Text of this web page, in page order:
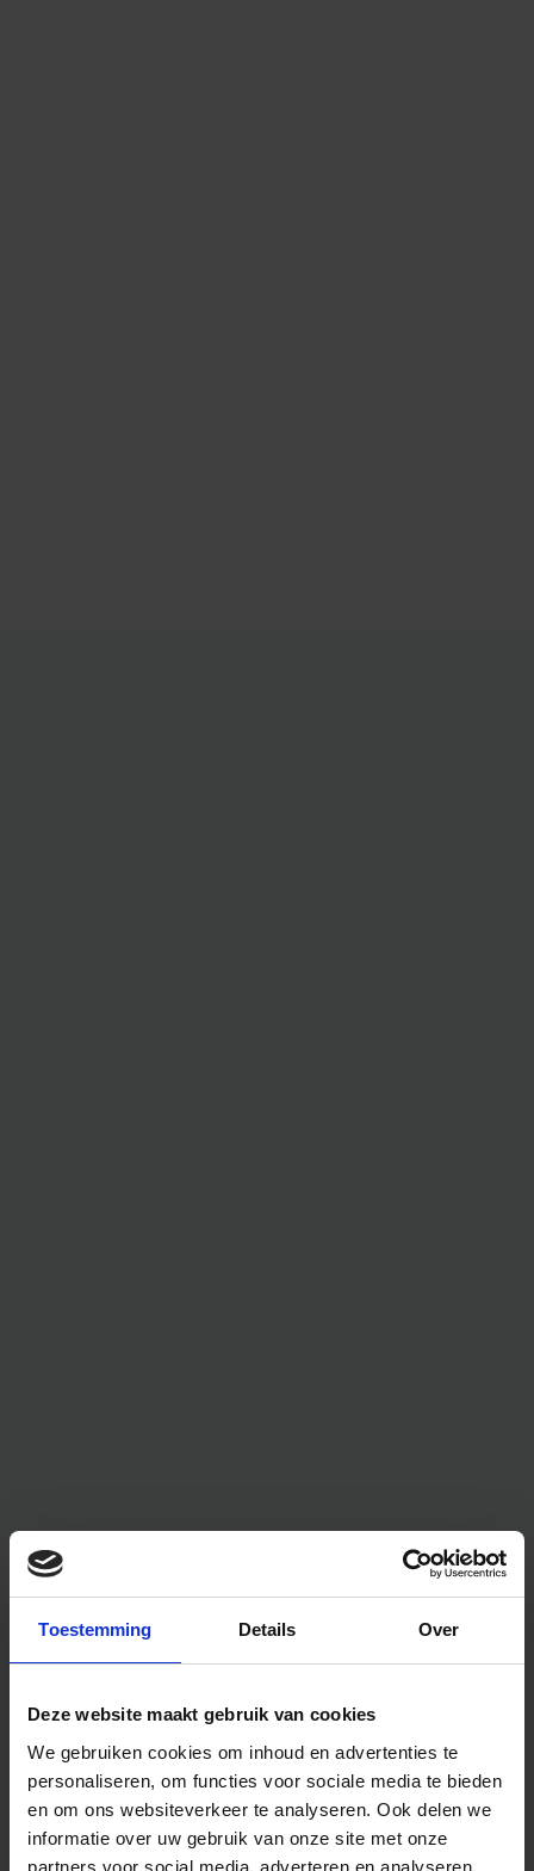
Toestemming Details Over
Deze website maakt gebruik van cookies
We gebruiken cookies om inhoud en advertenties te
personaliseren, om functies voor sociale media te bieden
en om ons websiteverkeer te analyseren. Ook delen we
informatie over uw gebruik van onze site met onze
partners voor social media, adverteren en analyseren.